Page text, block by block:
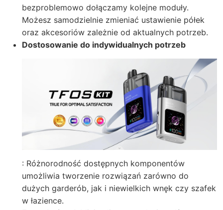
bezproblemowo dołączamy kolejne moduły.
Możesz samodzielnie zmieniać ustawienie półek
oraz akcesoriów zależnie od aktualnych potrzeb.
Dostosowanie do indywidualnych potrzeb
: Różnorodność dostępnych komponentów
umożliwia tworzenie rozwiązań zarówno do
dużych garderób, jak i niewielkich wnęk czy szafek
w łazience.